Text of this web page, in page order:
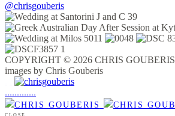
@chrisgouberis
COPYRIGHT © 2026 CHRIS GOUBERIS
images by Chris Gouberis
.............